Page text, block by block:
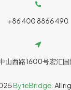
+86 400 8866 490
山西路1600号宏汇
ByteBridge . All